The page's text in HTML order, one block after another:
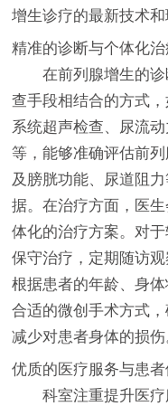
增生诊疗的最新技术和
精准的诊断与个体化治
在前列腺增生的
查手段相结合的方式
系统超声检查、尿流
等，能够准确评估前
及膀胱功能、尿道阻
据。在治疗方面，医
体化的治疗方案。对
保守治疗，定期随访
根据患者的年龄、身
合适的微创手术方式
减少对患者身体的损伤
优质的医疗服务与患者
科室注重提升医